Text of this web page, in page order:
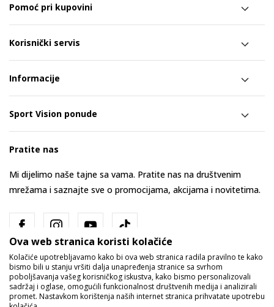
Pomoć pri kupovini
Korisnički servis
Informacije
Sport Vision ponude
Pratite nas
Mi dijelimo naše tajne sa vama. Pratite nas na društvenim
mrežama i saznajte sve o promocijama, akcijama i novitetima.
Bosna i Hercegovina Promijenite
Ova web stranica koristi kolačiće
Kolačiće upotrebljavamo kako bi ova web stranica radila pravilno te kako
bismo bili u stanju vršiti dalja unapređenja stranice sa svrhom
poboljšavanja vašeg korisničkog iskustva, kako bismo personalizovali
sadržaj i oglase, omogućili funkcionalnost društvenih medija i analizirali
promet. Nastavkom korištenja naših internet stranica prihvatate upotrebu